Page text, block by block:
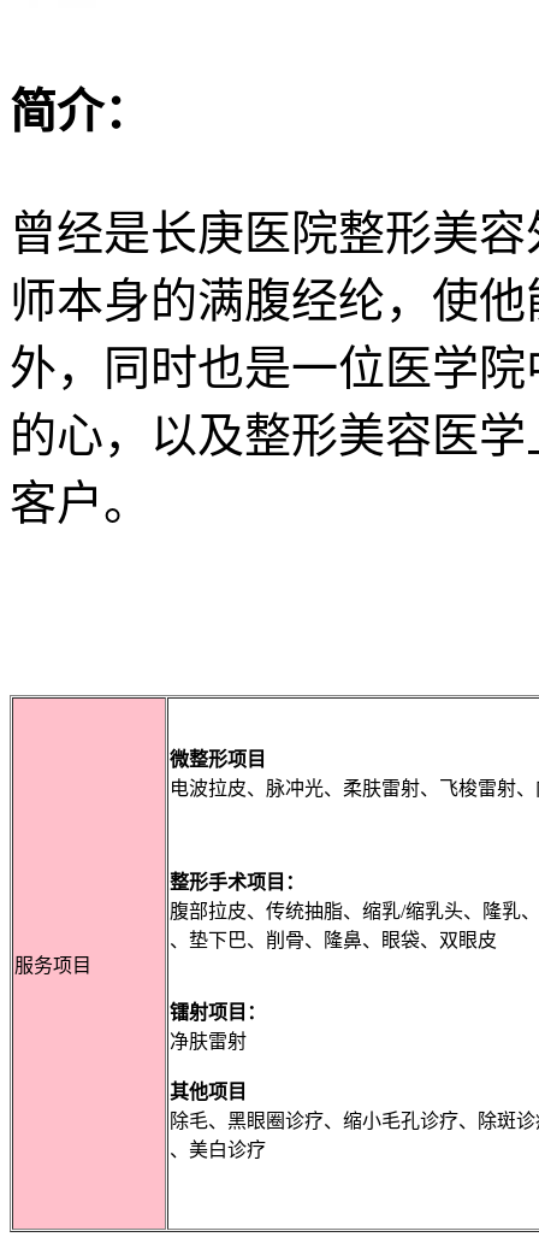
简介：
曾经是长庚医院整形美
师本身的满腹经纶，使
外，同时也是一位医学
的心，以及整形美容医
客户。
服务项目
微整形项目
电波拉皮、脉冲光、柔肤雷射、飞梭雷射
整形手术项目：
腹部拉皮、传统抽脂、缩乳/缩乳头、隆乳
、垫下巴、削骨、隆鼻、眼袋、双眼皮
镭射项目：
净肤雷射
其他项目
除毛、黑眼圈诊疗、缩小毛孔诊疗、除斑
、美白诊疗